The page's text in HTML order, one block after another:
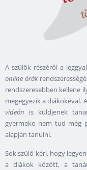
A szülők részéről a
online órák
rendszeresebben kellene
megegyezik a diákokéval.
videón is küldjenek
gyermeke nem tud még
alapján tanulni.
Sok szülő kéri, hogy legyen
a diákok között, a